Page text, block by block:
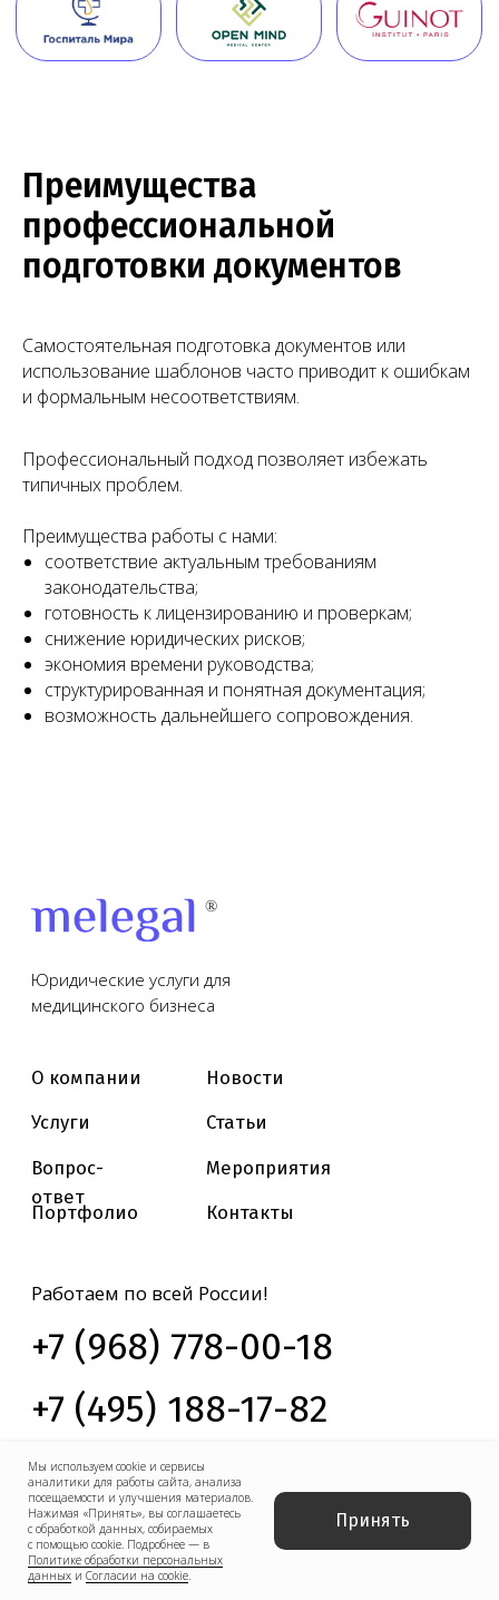
Преимущества
профессиональной
подготовки документов
Самостоятельная подготовка документов или
использование шаблонов часто приводит к ошибкам
и формальным несоответствиям.
Профессиональный подход позволяет избежать
типичных проблем.
Преимущества работы с нами:
соответствие актуальным требованиям
законодательства;
готовность к лицензированию и проверкам;
снижение юридических рисков;
экономия времени руководства;
структурированная и понятная документация;
возможность дальнейшего сопровождения.
Мы используем cookie и сервисы
аналитики для работы сайта, анализа
посещаемости и улучшения материалов.
Нажимая «Принять», вы соглашаетесь
с обработкой данных, собираемых
с помощью cookie. Подробнее — в
Политике обработки персональных
данных и Согласии на cookie.
Принять